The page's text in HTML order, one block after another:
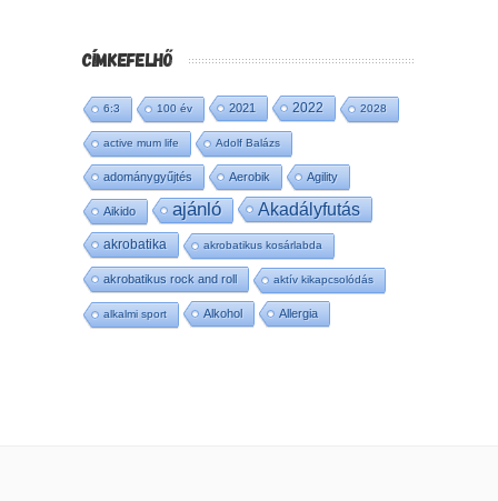
CÍMKEFELHŐ
6:3 100 év 2021 2022 2028
active mum life Adolf Balázs
adománygyűjtés Aerobik Agility
Aikido ajánló Akadályfutás
akrobatika akrobatikus kosárlabda
akrobatikus rock and roll aktív kikapcsolódás
alkalmi sport Alkohol Allergia